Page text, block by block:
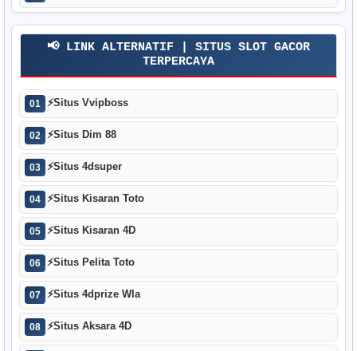
📢 LINK ALTERNATIF | SITUS SLOT GACOR
TERPERCAYA
01 ⚡Situs Vvipboss
02 ⚡Situs Dim 88
03 ⚡Situs 4dsuper
04 ⚡Situs Kisaran Toto
05 ⚡Situs Kisaran 4D
06 ⚡Situs Pelita Toto
07 ⚡Situs 4dprize Wla
08 ⚡Situs Aksara 4D